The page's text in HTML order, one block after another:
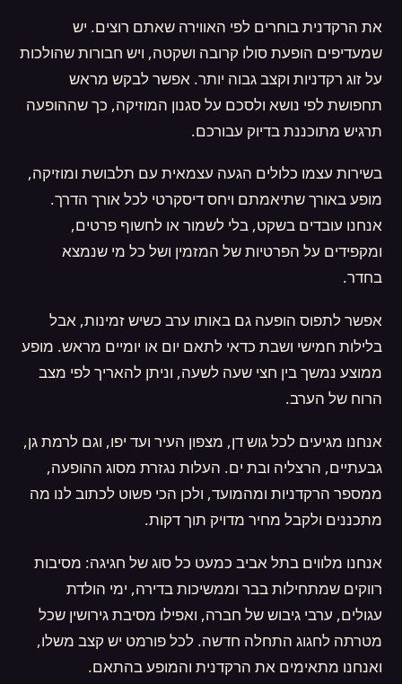
את הרקדנית בוחרים לפי האווירה שאתם רוצים. יש
שמעדיפים הופעת סולו קרובה ושקטה, ויש חבורות שהולכות
על זוג רקדניות וקצב גבוה יותר. אפשר לבקש מראש
תחפושת לפי נושא ולסכם על סגנון המוזיקה, כך שההופעה
תרגיש מתוכננת בדיוק עבורכם.
בשירות עצמו כלולים הגעה עצמאית עם תלבושת ומוזיקה,
מופע באורך שתיאמתם ויחס דיסקרטי לכל אורך הדרך.
אנחנו עובדים בשקט, בלי לשמור או לחשוף פרטים,
ומקפידים על הפרטיות של המזמין ושל כל מי שנמצא
בחדר.
אפשר לתפוס הופעה גם באותו ערב כשיש זמינות, אבל
בלילות חמישי ושבת כדאי לתאם יום או יומיים מראש. מופע
ממוצע נמשך בין חצי שעה לשעה, וניתן להאריך לפי מצב
הרוח של הערב.
אנחנו מגיעים לכל גוש דן, מצפון העיר ועד יפו, וגם לרמת גן,
גבעתיים, הרצליה ובת ים. העלות נגזרת מסוג ההופעה,
ממספר הרקדניות ומהמועד, ולכן הכי פשוט לכתוב לנו מה
מתכננים ולקבל מחיר מדויק תוך דקות.
אנחנו מלווים בתל אביב כמעט כל סוג של חגיגה: מסיבות
רווקים שמתחילות בבר וממשיכות בדירה, ימי הולדת
עגולים, ערבי גיבוש של חברה, ואפילו מסיבת גירושין שכל
מטרתה לחגוג התחלה חדשה. לכל פורמט יש קצב משלו,
ואנחנו מתאימים את הרקדנית והמופע בהתאם.